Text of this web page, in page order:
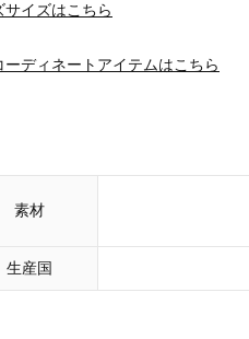
サイズはこちら
ーディネートアイテムはこちら
素材
生産国